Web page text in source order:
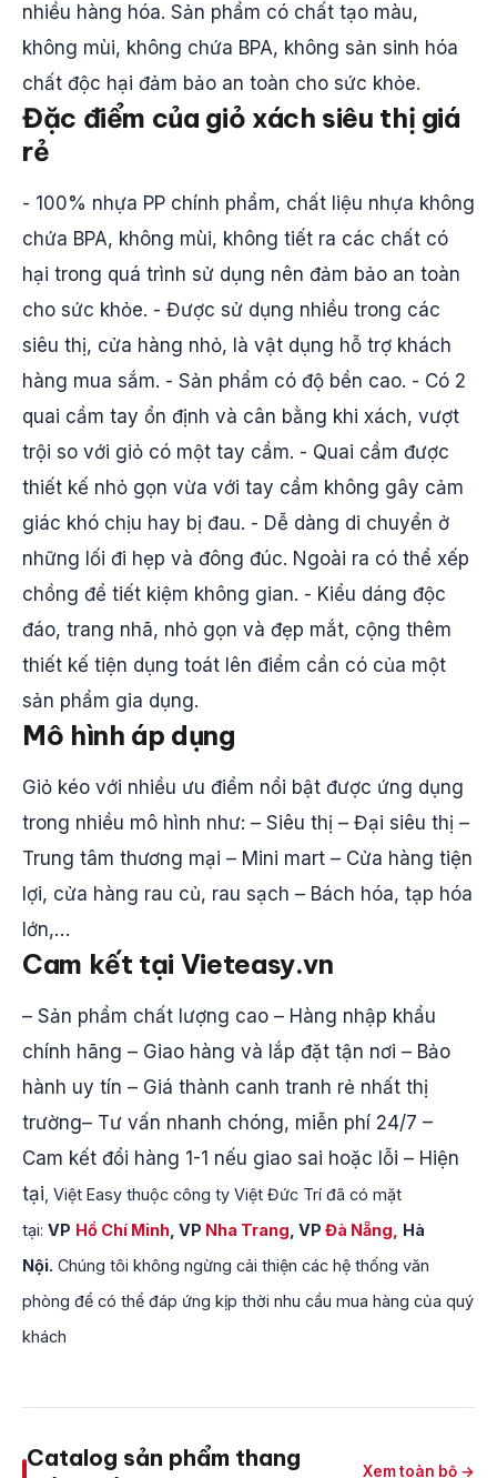
nhiều hàng hóa. Sản phẩm có chất tạo màu,
không mùi, không chứa BPA, không sản sinh hóa
chất độc hại đảm bảo an toàn cho sức khỏe.
Đặc điểm của giỏ xách siêu thị giá
rẻ
- 100% nhựa PP chính phẩm, chất liệu nhựa không
chứa BPA, không mùi, không tiết ra các chất có
hại trong quá trình sử dụng nên đảm bảo an toàn
cho sức khỏe. - Được sử dụng nhiều trong các
siêu thị, cửa hàng nhỏ, là vật dụng hỗ trợ khách
hàng mua sắm. - Sản phẩm có độ bền cao. - Có 2
quai cầm tay ổn định và cân bằng khi xách, vượt
trội so với giỏ có một tay cầm. - Quai cầm được
thiết kế nhỏ gọn vừa với tay cầm không gây cảm
giác khó chịu hay bị đau. - Dễ dàng di chuyển ở
những lối đi hẹp và đông đúc. Ngoài ra có thể xếp
chồng để tiết kiệm không gian. - Kiểu dáng độc
đáo, trang nhã, nhỏ gọn và đẹp mắt, cộng thêm
thiết kế tiện dụng toát lên điểm cần có của một
sản phẩm gia dụng.
Mô hình áp dụng
Giỏ kéo với nhiều ưu điểm nổi bật được ứng dụng
trong nhiều mô hình như: – Siêu thị – Đại siêu thị –
Trung tâm thương mại – Mini mart – Cửa hàng tiện
lợi, cửa hàng rau củ, rau sạch – Bách hóa, tạp hóa
lớn,…
Cam kết tại Vieteasy.vn
– Sản phẩm chất lượng cao – Hàng nhập khẩu
chính hãng – Giao hàng và lắp đặt tận nơi – Bảo
hành uy tín – Giá thành canh tranh rẻ nhất thị
trường– Tư vấn nhanh chóng, miễn phí 24/7 –
Cam kết đổi hàng 1-1 nếu giao sai hoặc lỗi – Hiện
tại , Việt Easy thuộc công ty Việt Đức Trí đã có mặt
tại: VP Hồ Chí Minh , VP Nha Trang , VP Đà Nẵng,
Hà
Nội. Chúng tôi không ngừng cải thiện các hệ thống văn
phòng để có thể đáp ứng kịp thời nhu cầu mua hàng của quý
khách
Catalog sản phẩm thang
Xem toàn bộ →